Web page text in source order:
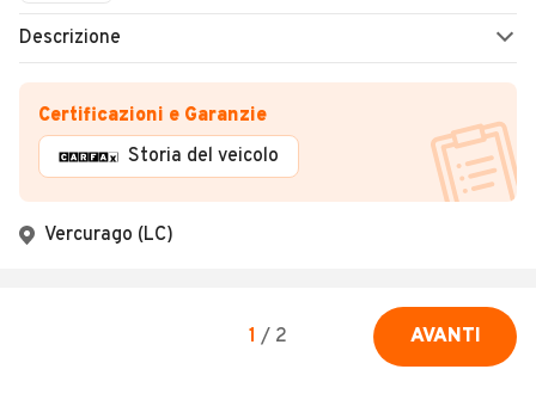
Descrizione
Certificazioni e Garanzie
Storia del veicolo
Vercurago (LC)
1 / 2 AVANTI